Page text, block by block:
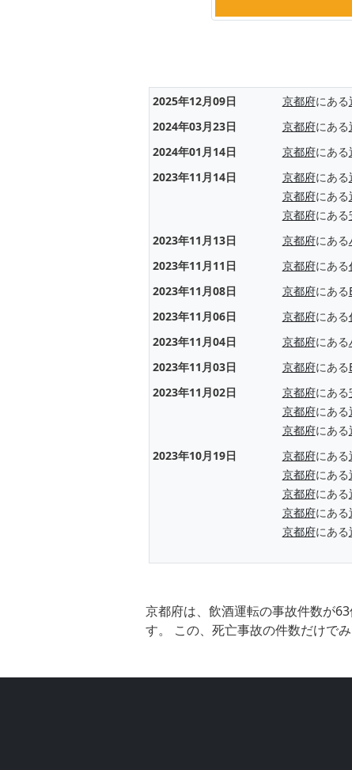
2025年12月09日 京都府にある
2024年03月23日
京都府にある
2024年01月14日
京都府にある
2023年11月14日
京都府にある
京都府にある
京都府にある
2023年11月13日
京都府にある
2023年11月11日
京都府にある
2023年11月08日
京都府にある
2023年11月06日
京都府にある
2023年11月04日
京都府にある
2023年11月03日
京都府にある
2023年11月02日
京都府にある
京都府にある
京都府にある
2023年10月19日
京都府にある
京都府にある
京都府にある
京都府にある
京都府にある
京都府は、飲酒運転の事故件数が
す。 この、死亡事故の件数だけで